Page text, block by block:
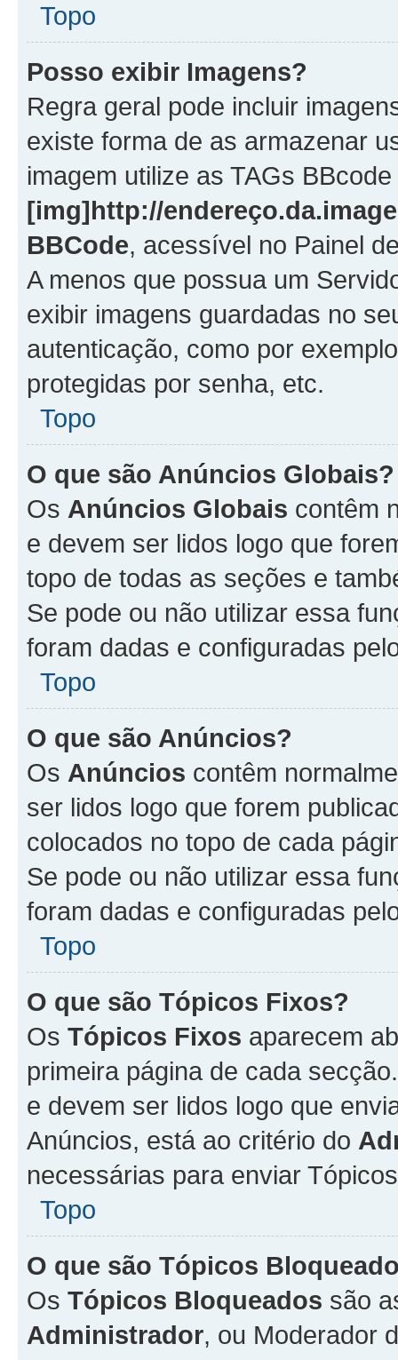
Topo
Posso exibir Imagens?
Regra geral pode incluir
existe forma de as armazenar
imagem utilize as TAGs BBcode
[img]http://
BBCode, acessível no Painel
A menos que possua um
exibir imagens guardadas no
autenticação, como por
protegidas por senha, etc.
Topo
O que são Anúncios Globais?
Os Anúncios Globais contêm
e devem ser lidos logo que
topo de todas as seções e
Se pode ou não utilizar essa
foram dadas e configuradas
Topo
O que são Anúncios?
Os Anúncios contêm
ser lidos logo que forem
colocados no topo de cada
Se pode ou não utilizar essa
foram dadas e configuradas
Topo
O que são Tópicos Fixos?
Os Tópicos Fixos aparecem
primeira página de cada
e devem ser lidos logo que
Anúncios, está ao critério do
necessárias para enviar
Topo
O que são Tópicos
Os Tópicos Bloqueados são
Administrador, ou Moderador